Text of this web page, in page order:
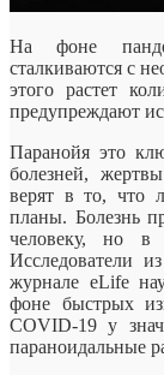
На фоне
сталкиваются с
этого растет
предупреждают
Паранойя это
болезней, жертвы
верят в то, что
планы. Болезнь
человеку, но в
Исследователи
журнале eLife
фоне быстрых
COVID-19 у
параноидальные